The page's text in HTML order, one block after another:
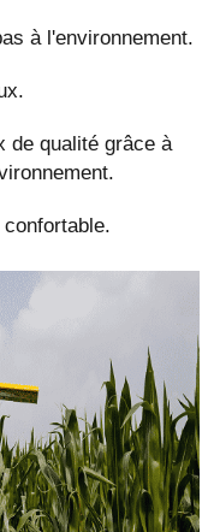
à l'environnement.
de qualité grâce à